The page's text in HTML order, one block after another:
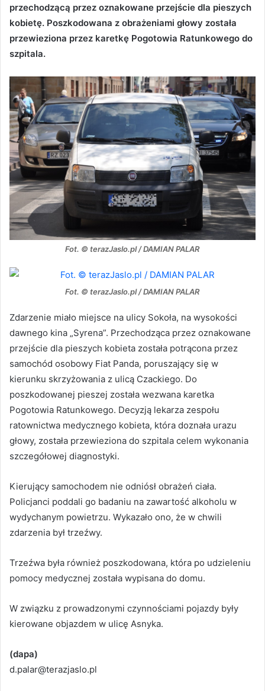
przechodzącą przez oznakowane przejście dla pieszych
kobietę. Poszkodowana z obrażeniami głowy została
przewieziona przez karetkę Pogotowia Ratunkowego do
szpitala.
Fot. © terazJaslo.pl / DAMIAN PALAR
Fot. © terazJaslo.pl / DAMIAN PALAR
Zdarzenie miało miejsce na ulicy Sokoła, na wysokości
dawnego kina „Syrena”. Przechodząca przez oznakowane
przejście dla pieszych kobieta została potrącona przez
samochód osobowy Fiat Panda, poruszający się w
kierunku skrzyżowania z ulicą Czackiego. Do
poszkodowanej pieszej została wezwana karetka
Pogotowia Ratunkowego. Decyzją lekarza zespołu
ratownictwa medycznego kobieta, która doznała urazu
głowy, została przewieziona do szpitala celem wykonania
szczegółowej diagnostyki.
Kierujący samochodem nie odniósł obrażeń ciała.
Policjanci poddali go badaniu na zawartość alkoholu w
wydychanym powietrzu. Wykazało ono, że w chwili
zdarzenia był trzeźwy.
Trzeźwa była również poszkodowana, która po udzieleniu
pomocy medycznej została wypisana do domu.
W związku z prowadzonymi czynnościami pojazdy były
kierowane objazdem w ulicę Asnyka.
(dapa)
d.palar@terazjaslo.pl